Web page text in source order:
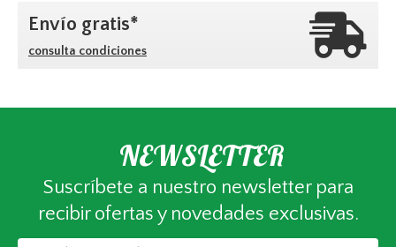
Envío gratis*
consulta condiciones
NEWSLETTER
Suscríbete a nuestro newsletter para
recibir ofertas y novedades exclusivas.